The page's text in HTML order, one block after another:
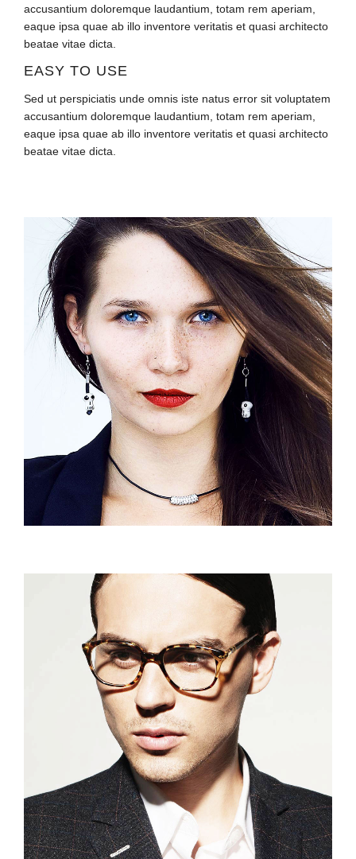
accusantium doloremque laudantium, totam rem aperiam,
eaque ipsa quae ab illo inventore veritatis et quasi architecto
beatae vitae dicta.
EASY TO USE
Sed ut perspiciatis unde omnis iste natus error sit voluptatem
accusantium doloremque laudantium, totam rem aperiam,
eaque ipsa quae ab illo inventore veritatis et quasi architecto
beatae vitae dicta.